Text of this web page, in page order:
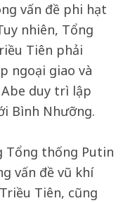
vấn đề phi hạt
nhiên, Tổng
Tiên phải
ngoại giao và
duy trì lập
Bình Nhưỡng.
Tổng thống Putin
vấn đề vũ khí
Tiên, cũng